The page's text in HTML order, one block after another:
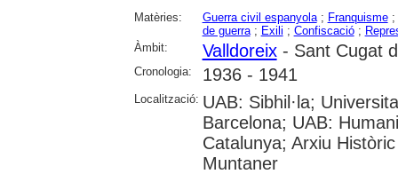
Matèries: Guerra civil espanyola; Franquisme;
de guerra; Exili ; Confiscació;
Àmbit:
Valldoreix- Sant Cugat
Cronologia: 1936 - 1941
Localització: UAB: Sibhil·la;
Barcelona; UAB:
Catalunya; Arxiu
Muntaner